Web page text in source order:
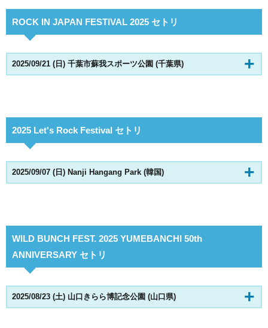
ROCK IN JAPAN FESTIVAL 2025 セトリ
2025/09/21 (日) 千葉市蘇我スポーツ公園 (千葉県)
2025 Let's Rock Festival セトリ
2025/09/07 (日) Nanji Hangang Park (韓国)
WILD BUNCH FEST. 2025 YUMEBANCHI 50th
ANNIVERSARY セトリ
2025/08/23 (土) 山口きらら博記念公園 (山口県)